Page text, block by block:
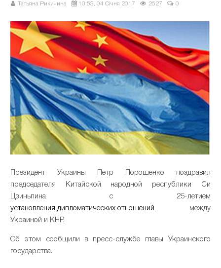
Татьяна Рикичина 10:53, 04 Січня 2017 2527 0
Президент Украины Петр Порошенко поздравил
председателя Китайской народной республики Си
Цзиньпина с 25-летием
установления дипломатических отношений между
Украиной и КНР.
Об этом сообщили в пресс-службе главы Украинского
государства.